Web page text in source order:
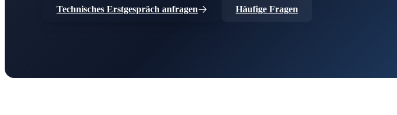
Technisches Erstgespräch anfragen Häufige Fragen